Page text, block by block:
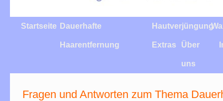
Startseite Dauerhafte
Haarentfernung
Hautverjüngung
Extras Über
uns
Fragen und Antworten zum Thema